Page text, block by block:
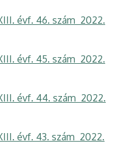
évf. 46. szám 2022.
évf. 45. szám 2022.
évf. 44. szám 2022.
évf. 43. szám 2022.